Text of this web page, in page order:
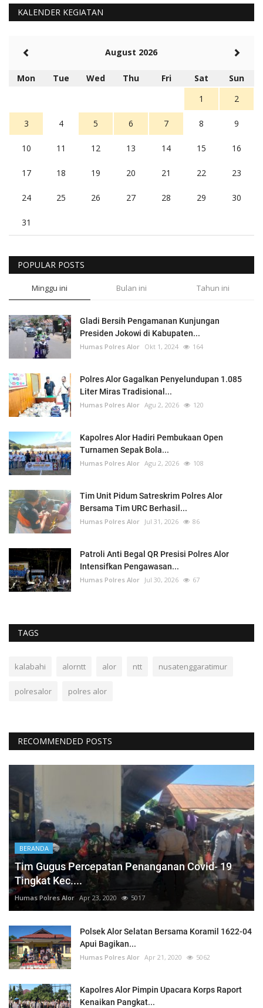
KALENDER KEGIATAN
August 2026
Mon Tue Wed Thu Fri Sat
Sun
1
2
3 4 5 6 7 8 9
10 11 12 13 14 15 16
17 18 19 20 21 22 23
24 25 26 27 28 29 30
31
POPULAR POSTS
Minggu ini Bulan ini Tahun ini
Gladi Bersih Pengamanan Kunjungan
Presiden Jokowi di Kabupaten...
Humas Polres Alor Okt 1, 2024 164
Polres Alor Gagalkan Penyelundupan 1.085
Liter Miras Tradisional...
Humas Polres Alor Agu 2, 2026 120
Kapolres Alor Hadiri Pembukaan Open
Turnamen Sepak Bola...
Humas Polres Alor Agu 2, 2026 108
Tim Unit Pidum Satreskrim Polres Alor
Bersama Tim URC Berhasil...
Humas Polres Alor Jul 31, 2026 86
Patroli Anti Begal QR Presisi Polres Alor
Intensifkan Pengawasan...
Humas Polres Alor Jul 30, 2026 67
TAGS
kalabahi alorntt alor ntt nusatenggaratimur
polresalor polres alor
RECOMMENDED POSTS
BERANDA
Tim Gugus Percepatan Penanganan Covid- 19
Tingkat Kec....
Humas Polres Alor Apr 23, 2020 5017
Polsek Alor Selatan Bersama Koramil 1622-04
Apui Bagikan...
Humas Polres Alor Apr 21, 2020 5062
Kapolres Alor Pimpin Upacara Korps Raport
Kenaikan Pangkat...